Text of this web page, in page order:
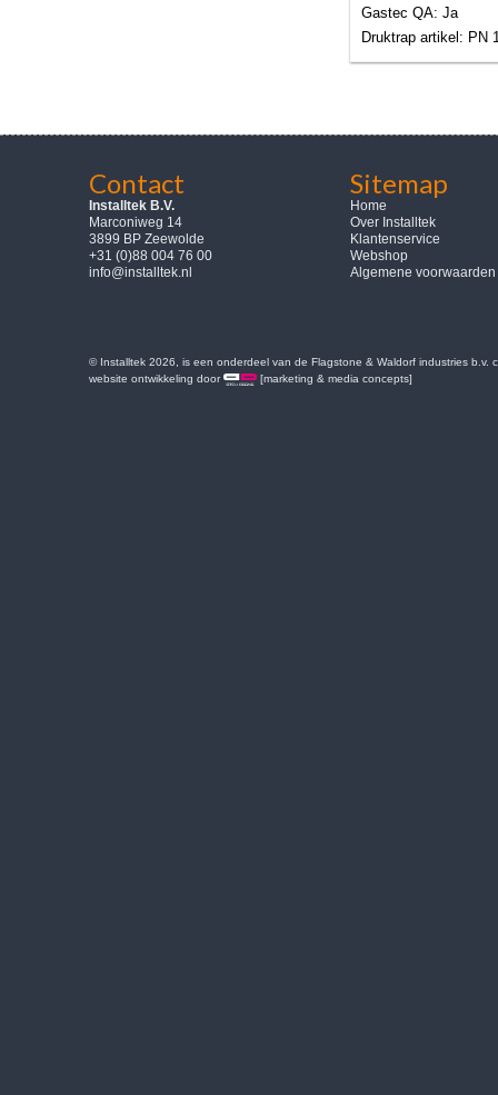
Gastec QA: Ja
Druktrap artikel: PN
Contact
Installtek B.V.
Marconiweg 14
3899 BP Zeewolde
+31 (0)88 004 76 00
info@installtek.nl
Sitemap
Home
Over Installtek
Klantenservice
Webshop
Algemene voorwaarden
© Installtek 2026, is een onderdeel van de Flagstone & Waldorf industries b.v.
website ontwikkeling door
[marketing & media concepts]